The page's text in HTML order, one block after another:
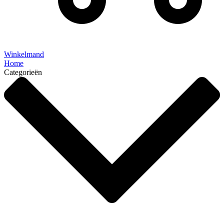
Winkelmand
Home
Categorieën